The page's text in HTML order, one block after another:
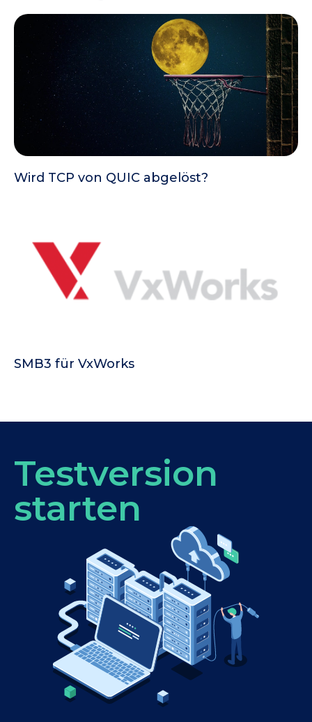
Wird TCP von QUIC abgelöst?
SMB3 für VxWorks
Testversion
starten